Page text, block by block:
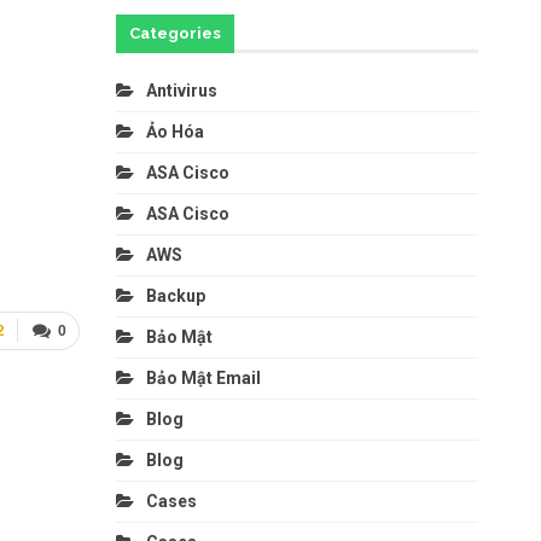
0
Categories
Antivirus
Ảo Hóa
ASA Cisco
ASA Cisco
AWS
Backup
Bảo Mật
Bảo Mật Email
Blog
Blog
Cases